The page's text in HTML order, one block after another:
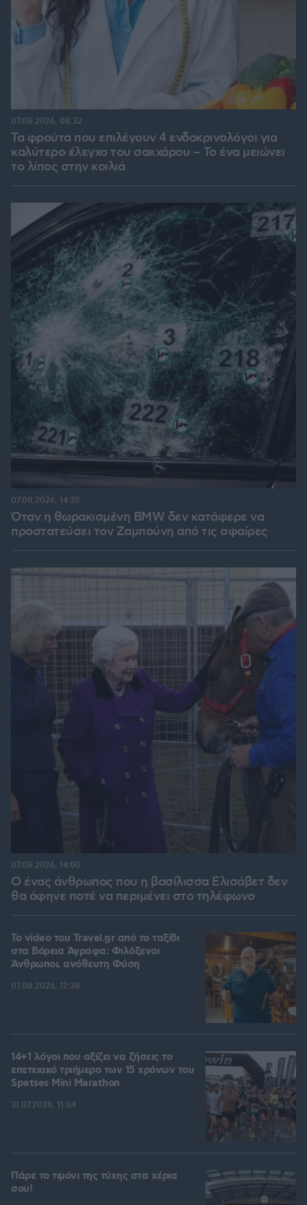
Τα φρούτα που επιλέγουν 4 ενδοκρινολόγοι για
καλύτερο έλεγχο του σακχάρου – Το ένα μειώνει
το λίπος στην κοιλιά
07.08.2026, 08:32
Όταν η θωρακισμένη BMW δεν κατάφερε να
προστατεύσει τον Ζαμπούνη από τις σφαίρες
07.08.2026, 14:35
Ο ένας άνθρωπος που η βασίλισσα Ελισάβετ δεν
θα άφηνε ποτέ να περιμένει στο τηλέφωνο
07.08.2026, 14:00
To video του Travel.gr από το ταξίδι
στα Βόρεια Άγραφα: Φιλόξενοι
Άνθρωποι, ανόθευτη Φύση
07.08.2026, 12:38
14+1 λόγοι που αξίζει να ζήσεις το
επετειακό τριήμερο των 15 χρόνων του
Spetses Mini Marathon
31.07.2026, 11:04
Πάρε το τιμόνι της τύχης στα χέρια
σου!